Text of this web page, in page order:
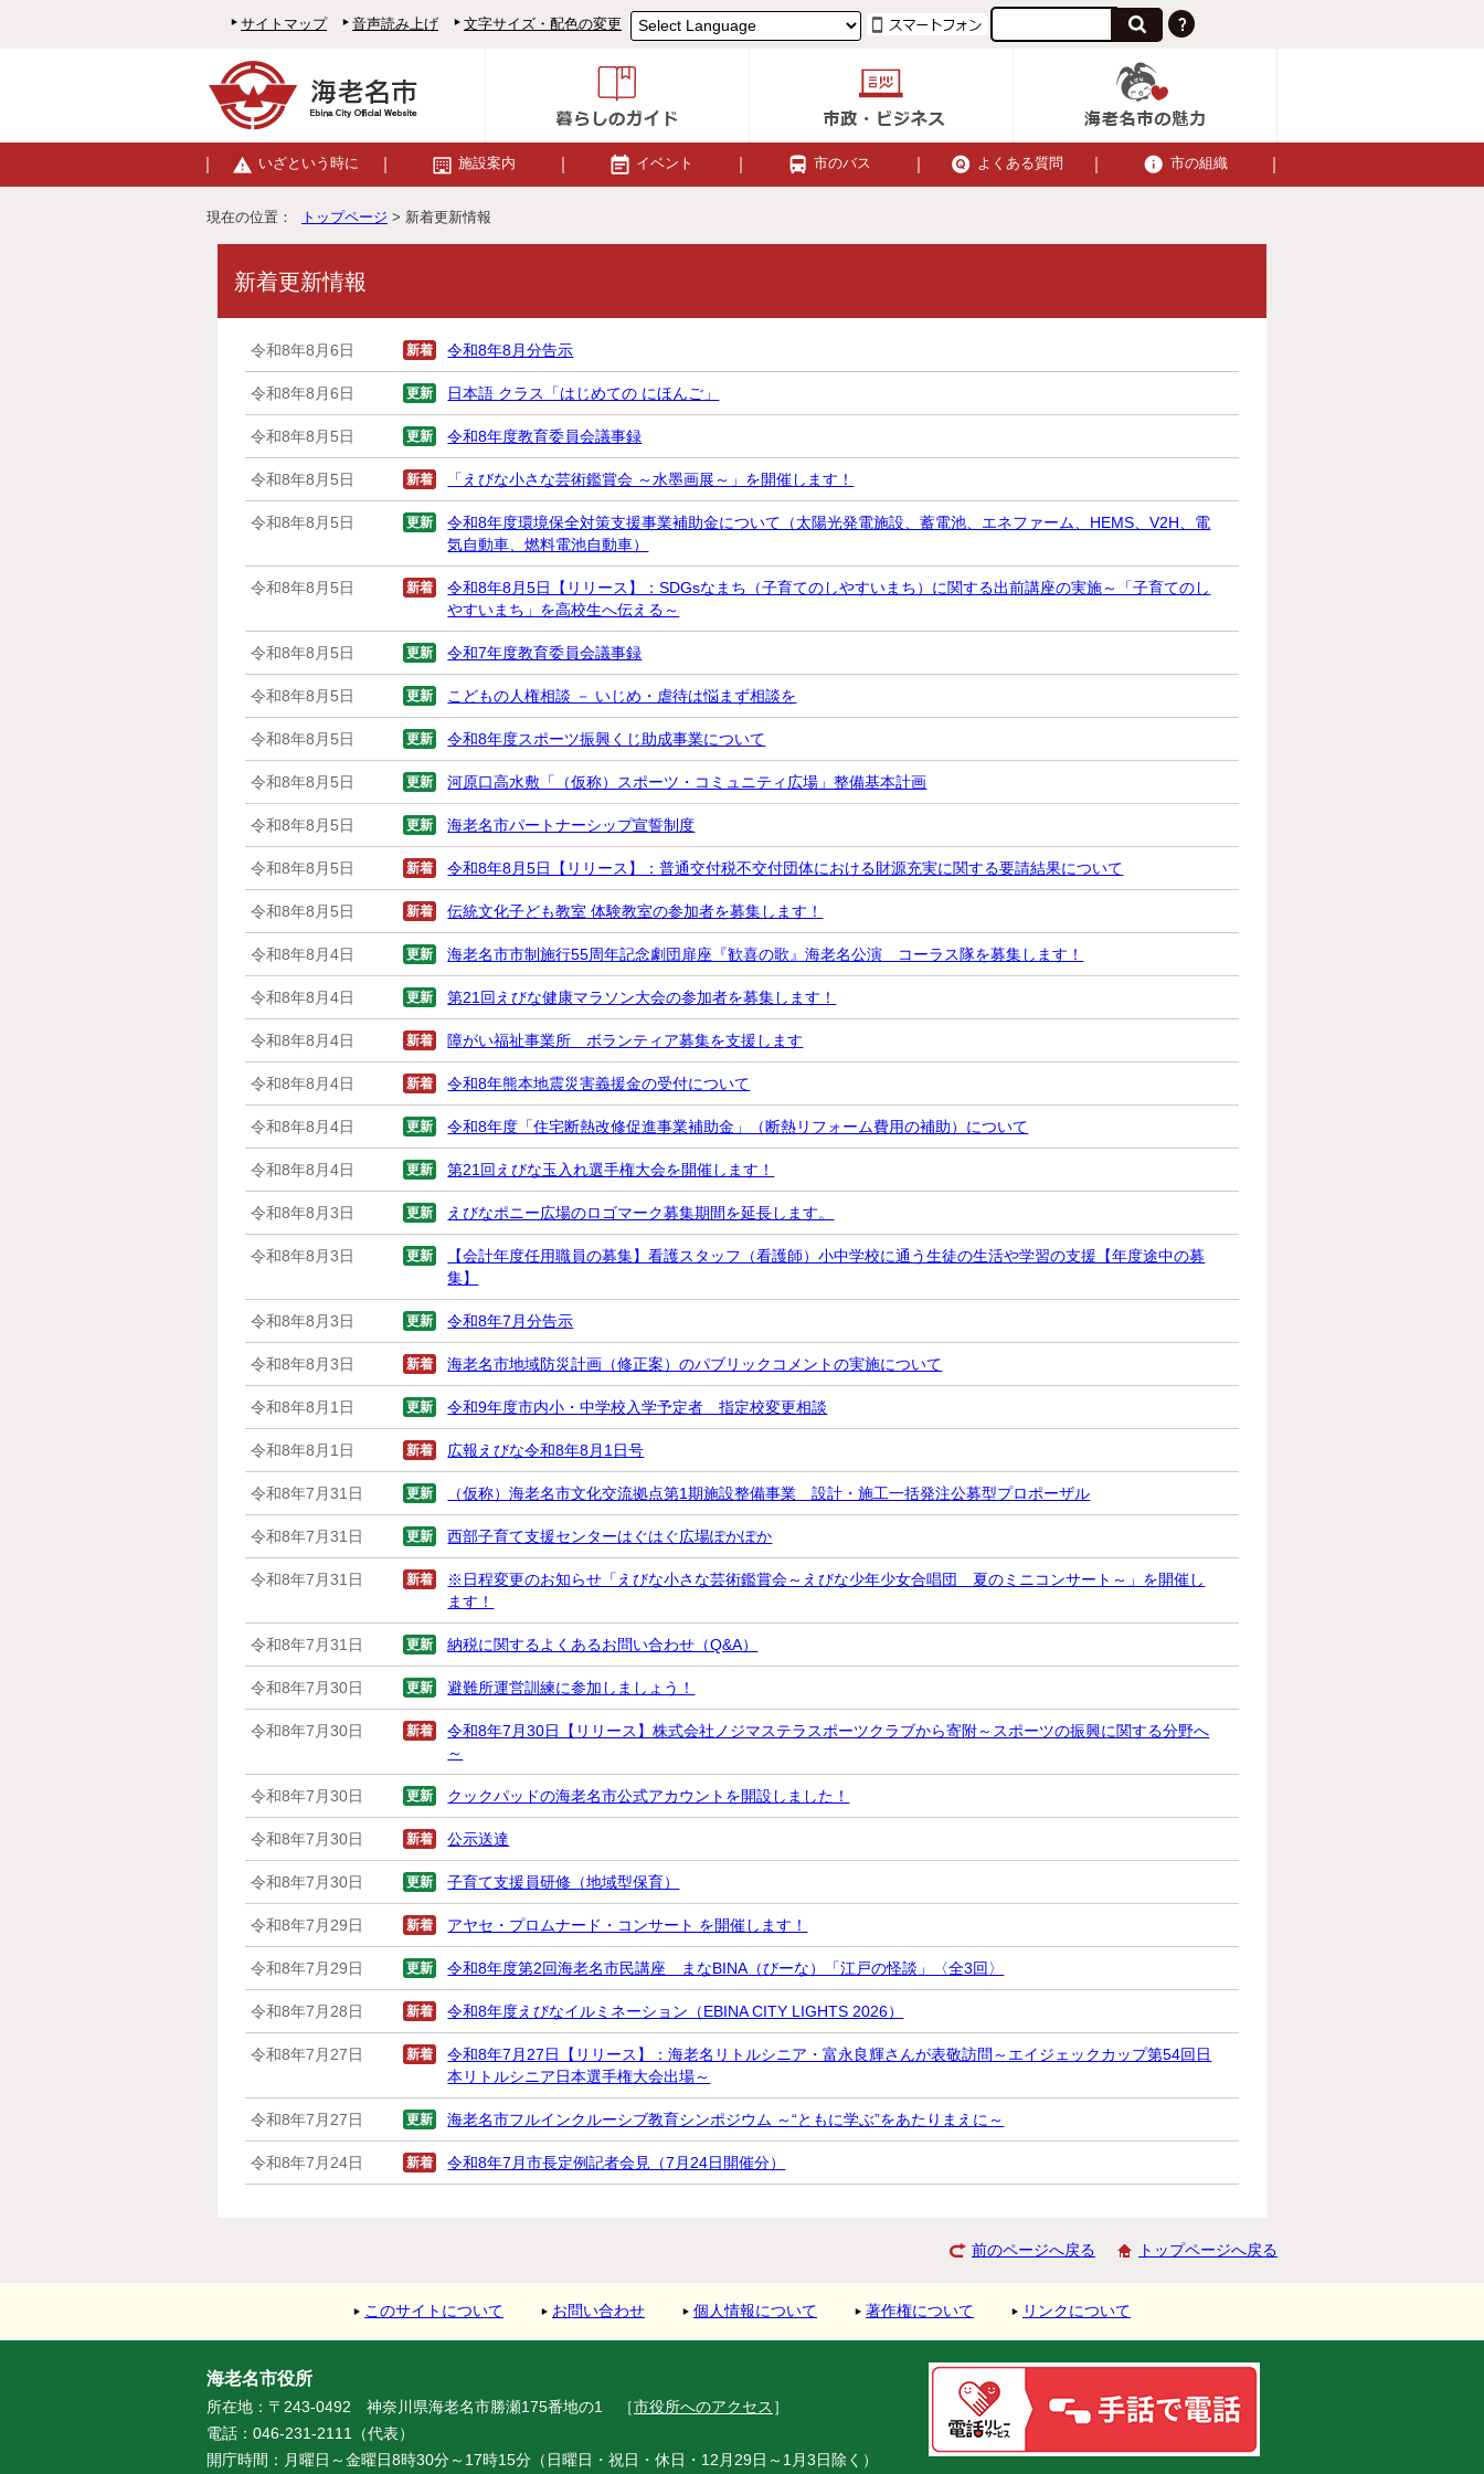
サイトマップ 音声読み上げ 文字サイズ・配色の変更
いざという時に 施設案内 イベント 市のバス よくある質問 市の組織
現在の位置： トップページ > 新着更新情報
新着更新情報
令和8年8月6日 新着 令和8年8月分告示
令和8年8月6日 更新 日本語 クラス「はじめての にほんご」
令和8年8月5日 更新 令和8年度教育委員会議事録
令和8年8月5日 新着 「えびな小さな芸術鑑賞会 ～水墨画展～」を開催します！
令和8年8月5日 更新
令和8年度環境保全対策支援事業補助金について（太陽光発電施設、蓄電池、エネファーム、HEMS、V2H、電
気自動車、燃料電池自動車）
令和8年8月5日 新着
令和8年8月5日【リリース】：SDGsなまち（子育てのしやすいまち）に関する出前講座の実施～「子育てのし
やすいまち」を高校生へ伝える～
令和8年8月5日 更新 令和7年度教育委員会議事録
令和8年8月5日 更新 こどもの人権相談 － いじめ・虐待は悩まず相談を
令和8年8月5日 更新 令和8年度スポーツ振興くじ助成事業について
令和8年8月5日 更新 河原口高水敷「（仮称）スポーツ・コミュニティ広場」整備基本計画
令和8年8月5日 更新 海老名市パートナーシップ宣誓制度
令和8年8月5日 新着 令和8年8月5日【リリース】：普通交付税不交付団体における財源充実に関する要請結果について
令和8年8月5日 新着 伝統文化子ども教室 体験教室の参加者を募集します！
令和8年8月4日 更新 海老名市市制施行55周年記念劇団扉座『歓喜の歌』海老名公演 コーラス隊を募集します！
令和8年8月4日 更新 第21回えびな健康マラソン大会の参加者を募集します！
令和8年8月4日 新着 障がい福祉事業所 ボランティア募集を支援します
令和8年8月4日 新着 令和8年熊本地震災害義援金の受付について
令和8年8月4日 更新 令和8年度「住宅断熱改修促進事業補助金」（断熱リフォーム費用の補助）について
令和8年8月4日 更新 第21回えびな玉入れ選手権大会を開催します！
令和8年8月3日 更新 えびなポニー広場のロゴマーク募集期間を延長します。
令和8年8月3日 更新
【会計年度任用職員の募集】看護スタッフ（看護師）小中学校に通う生徒の生活や学習の支援【年度途中の募
集】
令和8年8月3日 更新 令和8年7月分告示
令和8年8月3日 新着 海老名市地域防災計画（修正案）のパブリックコメントの実施について
令和8年8月1日 更新 令和9年度市内小・中学校入学予定者 指定校変更相談
令和8年8月1日 新着 広報えびな令和8年8月1日号
令和8年7月31日 更新 （仮称）海老名市文化交流拠点第1期施設整備事業 設計・施工一括発注公募型プロポーザル
令和8年7月31日 更新 西部子育て支援センターはぐはぐ広場ぽかぽか
令和8年7月31日 新着
※日程変更のお知らせ「えびな小さな芸術鑑賞会～えびな少年少女合唱団 夏のミニコンサート～」を開催し
ます！
令和8年7月31日 更新 納税に関するよくあるお問い合わせ（Q&A）
令和8年7月30日 更新 避難所運営訓練に参加しましょう！
令和8年7月30日 新着
令和8年7月30日【リリース】株式会社ノジマステラスポーツクラブから寄附～スポーツの振興に関する分野へ
～
令和8年7月30日 更新 クックパッドの海老名市公式アカウントを開設しました！
令和8年7月30日 新着 公示送達
令和8年7月30日 更新 子育て支援員研修（地域型保育）
令和8年7月29日 新着 アヤセ・プロムナード・コンサート を開催します！
令和8年7月29日 更新 令和8年度第2回海老名市民講座 まなBINA（びーな）「江戸の怪談」〈全3回〉
令和8年7月28日 新着 令和8年度えびなイルミネーション（EBINA CITY LIGHTS 2026）
令和8年7月27日 新着
令和8年7月27日【リリース】：海老名リトルシニア・富永良輝さんが表敬訪問～エイジェックカップ第54回日
本リトルシニア日本選手権大会出場～
令和8年7月27日 更新 海老名市フルインクルーシブ教育シンポジウム ～“ともに学ぶ”をあたりまえに～
令和8年7月24日 新着 令和8年7月市長定例記者会見（7月24日開催分）
前のページへ戻る トップページへ戻る
このサイトについて お問い合わせ 個人情報について 著作権について リンクについて
海老名市役所
所在地：〒243-0492 神奈川県海老名市勝瀬175番地の1 ［市役所へのアクセス ］
電話：046-231-2111（代表）
開庁時間：月曜日～金曜日8時30分～17時15分（日曜日・祝日・休日・12月29日～1月3日除く）